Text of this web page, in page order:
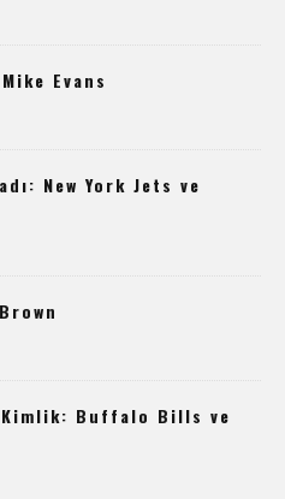
Evans
New York Jets ve
Kimlik: Buffalo Bills ve